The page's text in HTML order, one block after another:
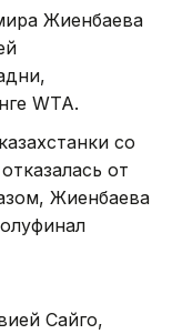
Жиенбаева
WTA.
со
от
Жиенбаева
Сайго,